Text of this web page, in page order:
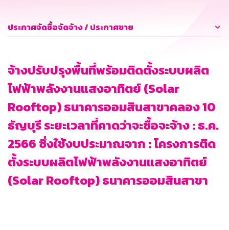
ประกาศจัดซื้อจัดจ้าง / ประกาศขาย
จ้างปรับปรุงพื้นที่พร้อมติดตั้งระบบผลิต
ไฟฟ้าพลังงานแสงอาทิตย์ (Solar
Rooftop) ธนาคารออมสินสาขาคลอง 10
ธัญบุรี ระยะเวลาที่คาดว่าจะซื้อจะจ้าง : ธ.ค.
2566 ซึ่งใช้งบประมาณจาก : โครงการติด
ตั้งระบบผลิตไฟฟ้าพลังงานแสงอาทิตย์
(Solar Rooftop) ธนาคารออมสินสาขา